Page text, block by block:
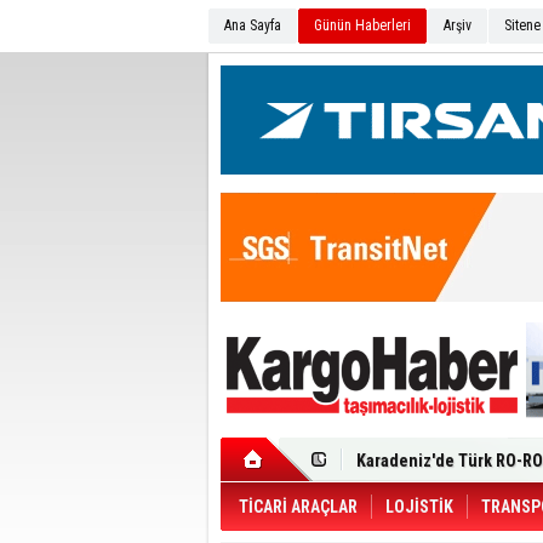
Ana Sayfa Günün Haberleri Arşiv
Ege Bölgesi'nin ilk
Durumu Ağır
Turhan Özen Saudia
Turkish Cargo’dan
Renault Trucks T 480
TİCARİ ARAÇLAR LOJİSTİK